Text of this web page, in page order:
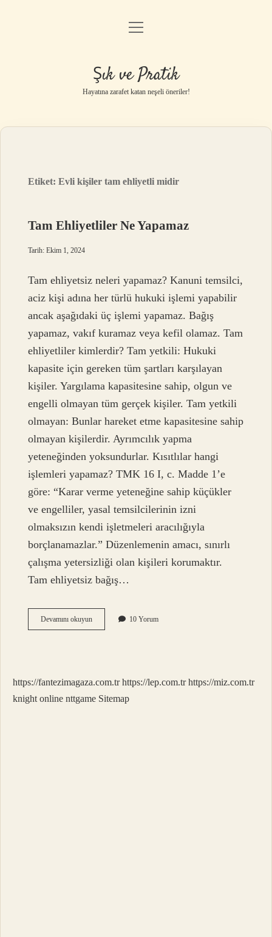
Anasayfa
Yasal Uyarı
menüyü
Şık ve Pratik
Hayatına zarafet katan neşeli öneriler!
Etiket:Evli kişiler tam ehliyetli midir
Tam Ehliyetliler Ne Yapamaz
Tarih: Ekim 1, 2024
Tam ehliyetsiz neleri yapamaz? Kanuni temsilci,
aciz kişi adına her türlü hukuki işlemi yapabilir
ancak aşağıdaki üç işlemi yapamaz. Bağış
yapamaz, vakıf kuramaz veya kefil olamaz. Tam
ehliyetliler kimlerdir? Tam yetkili: Hukuki
kapasite için gereken tüm şartları karşılayan
kişiler. Yargılama kapasitesine sahip, olgun ve
engelli olmayan tüm gerçek kişiler. Tam yetkili
olmayan: Bunlar hareket etme kapasitesine sahip
olmayan kişilerdir. Ayrımcılık yapma
yeteneğinden yoksundurlar. Kısıtlılar hangi
işlemleri yapamaz? TMK 16 I, c. Madde 1’e
göre: “Karar verme yeteneğine sahip küçükler
ve engelliler, yasal temsilcilerinin izni
olmaksızın kendi işletmeleri aracılığıyla
borçlanamazlar.” Düzenlemenin amacı, sınırlı
çalışma yetersizliği olan kişileri korumaktır.
Tam ehliyetsiz bağış…
Devamını okuyunTam
Ehliyetliler
10 Yorum
https://fantezimagaza.com.tr https://lep.com.tr https://miz.com.tr
knight online nttgame Sitemap